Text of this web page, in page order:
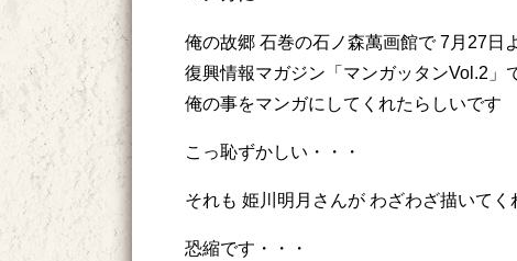
俺の故郷 石巻の石ノ森萬画館で 7月27日
復興情報マガジン「マンガッタンVol.2」
俺の事をマンガにしてくれたらしいです
こっ恥ずかしい・・・
それも 姫川明月さんが わざわざ描いてく
恐縮です・・・